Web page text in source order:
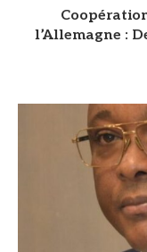
l’Allemagne :